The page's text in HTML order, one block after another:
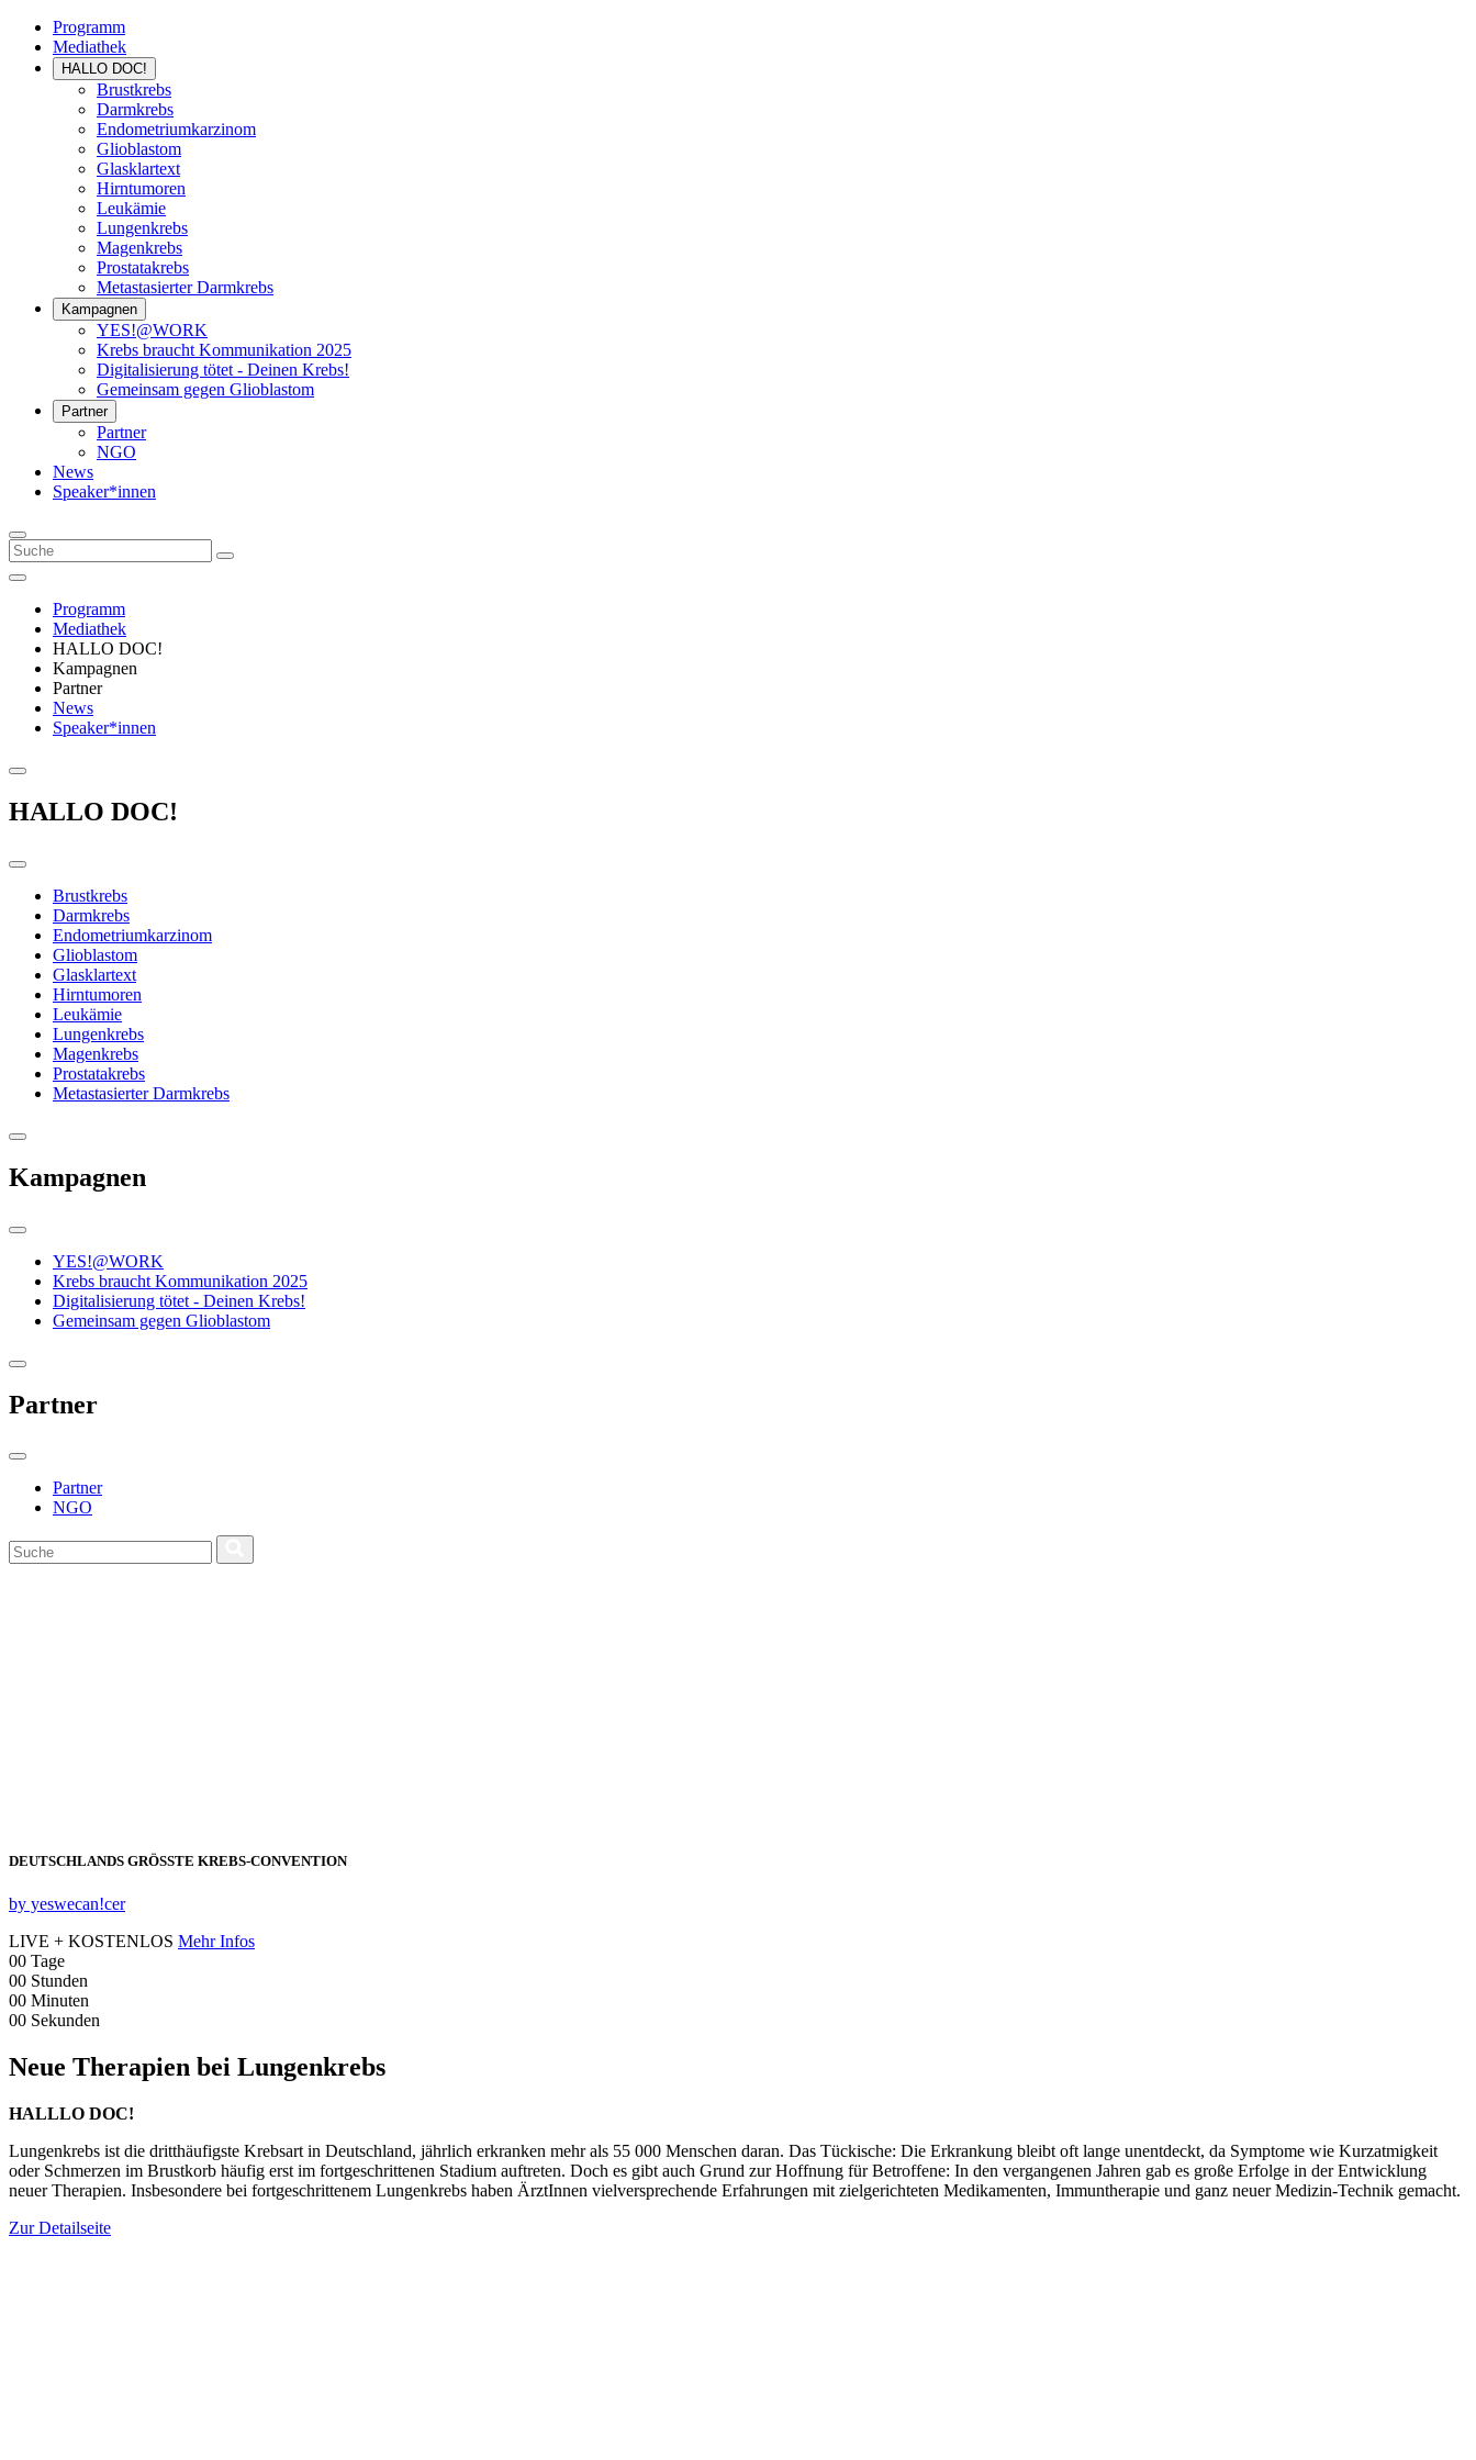
Programm
Mediathek
HALLO DOC!
Brustkrebs
Darmkrebs
Endometriumkarzinom
Glioblastom
Glasklartext
Hirntumoren
Leukämie
Lungenkrebs
Magenkrebs
Prostatakrebs
Metastasierter Darmkrebs
Kampagnen
YES!@WORK
Krebs braucht Kommunikation 2025
Digitalisierung tötet - Deinen Krebs!
Gemeinsam gegen Glioblastom
Partner
Partner
NGO
News
Speaker*innen
Programm
Mediathek
HALLO DOC!
Kampagnen
Partner
News
Speaker*innen
HALLO DOC!
Brustkrebs
Darmkrebs
Endometriumkarzinom
Glioblastom
Glasklartext
Hirntumoren
Leukämie
Lungenkrebs
Magenkrebs
Prostatakrebs
Metastasierter Darmkrebs
Kampagnen
YES!@WORK
Krebs braucht Kommunikation 2025
Digitalisierung tötet - Deinen Krebs!
Gemeinsam gegen Glioblastom
Partner
Partner
NGO
DEUTSCHLANDS GRÖSSTE KREBS‑CONVENTION
by yeswecan!cer
LIVE + KOSTENLOS Mehr Infos
00 Tage
00 Stunden
00 Minuten
00 Sekunden
Neue Therapien bei Lungenkrebs
HALLLO DOC!
Lungenkrebs ist die dritthäufigste Krebsart in Deutschland, jährlich erkranken mehr als 55 000 Menschen daran. Das Tückische: Die Erkrankung bleibt oft lange unentdeckt, da Symptome wie Kurzatmigkeit
oder Schmerzen im Brustkorb häufig erst im fortgeschrittenen Stadium auftreten. Doch es gibt auch Grund zur Hoffnung für Betroffene: In den vergangenen Jahren gab es große Erfolge in der Entwicklung
neuer Therapien. Insbesondere bei fortgeschrittenem Lungenkrebs haben ÄrztInnen vielversprechende Erfahrungen mit zielgerichteten Medikamenten, Immuntherapie und ganz neuer Medizin-Technik gemacht.
Zur Detailseite